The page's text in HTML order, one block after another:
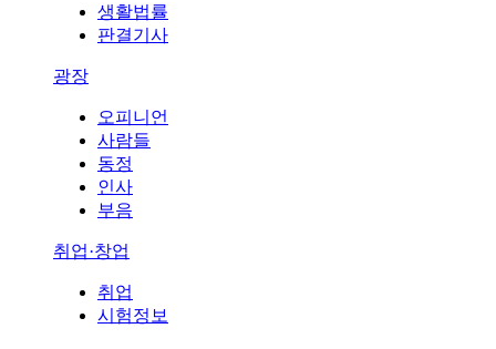
생활법률
판결기사
광장
오피니언
사람들
동정
인사
부음
취업·창업
취업
시험정보